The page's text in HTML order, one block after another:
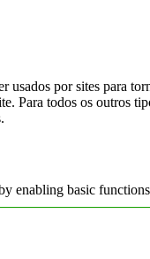
usados por sites para
Para todos os outros
enabling basic